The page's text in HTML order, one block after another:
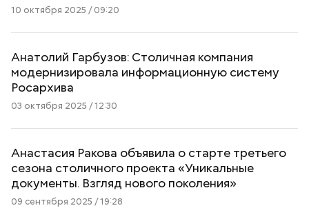
10 октября 2025 / 09:20
Анатолий Гарбузов: Столичная компания
модернизировала информационную систему
Росархива
03 октября 2025 / 12:30
Анастасия Ракова объявила о старте третьего
сезона столичного проекта «Уникальные
документы. Взгляд нового поколения»
09 сентября 2025 / 19:28